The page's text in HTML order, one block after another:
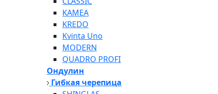
KAMEA
KREDO
Kvinta Uno
MODERN
QUADRO PROFI
Ондулин
Гибкая черепица